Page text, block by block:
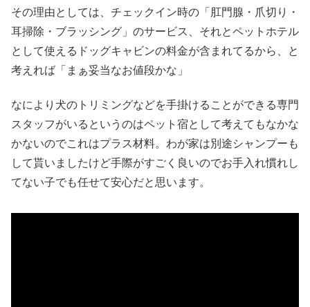
その理由としては、チェックイン時の「肛門腺・爪切り・
耳掃除・ブラッシング」のサービス、それとペットホテル
として使えるドッグキャビンの料金が含まれてるから、と
考えれば「まぁ妥当なお値段かな」
なにより犬のトリミングなどを手掛けることができる専門
スタッフがいるというのはペット宿として考えてもなかな
かないのでこれはプラス材料。わが家は別途シャンプーも
して貰いましたけど手際がすごく良いのでお手入れ慣れし
てない子でも任せて安心だと思います。